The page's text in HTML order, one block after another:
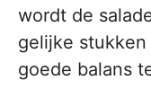
wordt de
gelijke
goede balans